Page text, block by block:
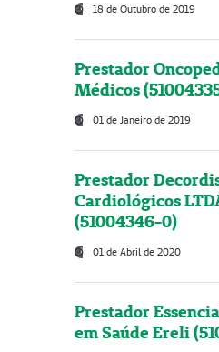
18 de Outubro de 2019
Prestador
Médicos
01 de Janeiro de 2019
Prestador
Cardiológicos
(51004346-0)
01 de Abril de 2020
Prestador
em Saúde Ereli